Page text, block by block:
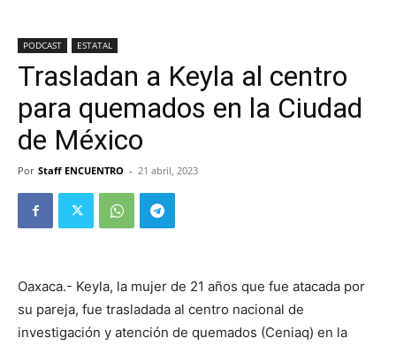
PODCAST ESTATAL
Trasladan a Keyla al centro
para quemados en la Ciudad
de México
Por Staff ENCUENTRO - 21 abril, 2023
Oaxaca.- Keyla, la mujer de 21 años que fue atacada por
su pareja, fue trasladada al centro nacional de
investigación y atención de quemados (Ceniaq) en la